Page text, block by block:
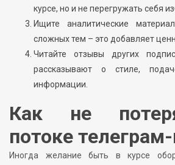
курсе, но и не перегружать себя
Ищите аналитические
сложных тем – это добавляет
Читайте отзывы других
рассказывают о стиле,
информации.
Как не
потоке
Иногда желание быть в курсе